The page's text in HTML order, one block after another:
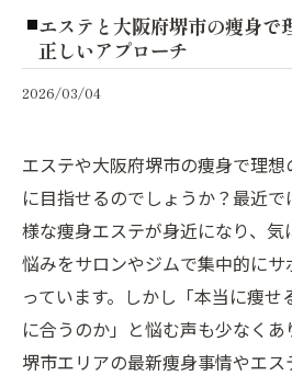
エステと大阪府堺市の痩身で
正しいアプローチ
2026/03/04
エステや大阪府堺市の痩身で理
に目指せるのでしょうか？最近
様な痩身エステが身近になり、
悩みをサロンやジムで集中的に
っています。しかし「本当に痩
に合うのか」と悩む声も少なく
堺市エリアの最新痩身事情やエ